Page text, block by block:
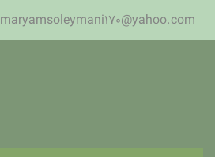
maryamsoleymani170@yahoo.com